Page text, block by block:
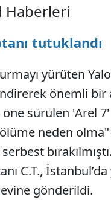
Haberleri
tutuklandı
yürüten
önemli bir
öne sürülen 'Arel
neden olma"
C.T.,
gönderildi.